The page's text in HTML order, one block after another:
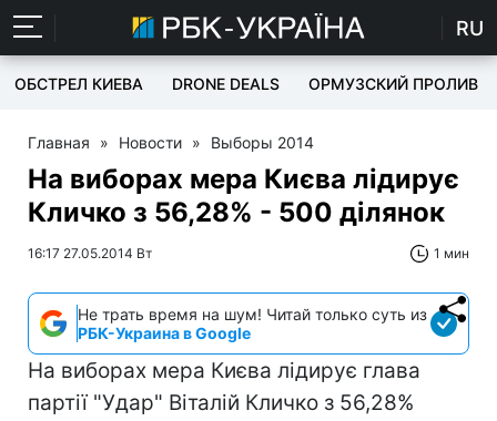
RU
ОБСТРЕЛ КИЕВА DRONE DEALS ОРМУЗСКИЙ ПРОЛИВ
Главная » Новости » Выборы 2014
На виборах мера Києва лідирує
Кличко з 56,28% - 500 ділянок
16:17 27.05.2014 Вт 1 мин
Не трать время на шум! Читай только суть из
РБК-Украина в Google
На виборах мера Києва лідирує глава
партії "Удар" Віталій Кличко з 56,28%